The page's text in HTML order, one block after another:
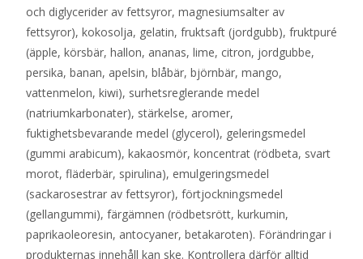
och diglycerider av fettsyror, magnesiumsalter av
fettsyror), kokosolja, gelatin, fruktsaft (jordgubb), fruktpuré
(äpple, körsbär, hallon, ananas, lime, citron, jordgubbe,
persika, banan, apelsin, blåbär, björnbär, mango,
vattenmelon, kiwi), surhetsreglerande medel
(natriumkarbonater), stärkelse, aromer,
fuktighetsbevarande medel (glycerol), geleringsmedel
(gummi arabicum), kakaosmör, koncentrat (rödbeta, svart
morot, fläderbär, spirulina), emulgeringsmedel
(sackarosestrar av fettsyror), förtjockningsmedel
(gellangummi), färgämnen (rödbetsrött, kurkumin,
paprikaoleoresin, antocyaner, betakaroten). Förändringar i
produkternas innehåll kan ske. Kontrollera därför alltid